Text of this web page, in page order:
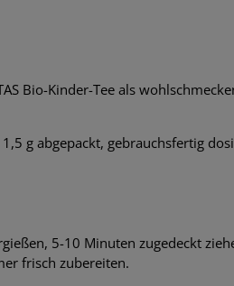
Bio-Kinder-Tee als
g abgepackt, gebrauchsfertig
5-10 Minuten zugedeckt
frisch zubereiten.